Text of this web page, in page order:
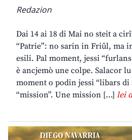
Redazion
Dai 14 ai 18 di Mai no steit a
“Patrie”: no sarin in Friûl, ma
esili. Pal moment, jessi
è ancjemò une colpe. Salacor
moment o podin jessi “libars
“mission”. Une mission […] lei